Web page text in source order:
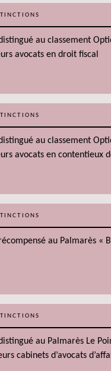
au classement
avocats en droit fiscal
au classement
avocats en contentieux
au Palmarès «
au Palmarès Le
cabinets d’avocats